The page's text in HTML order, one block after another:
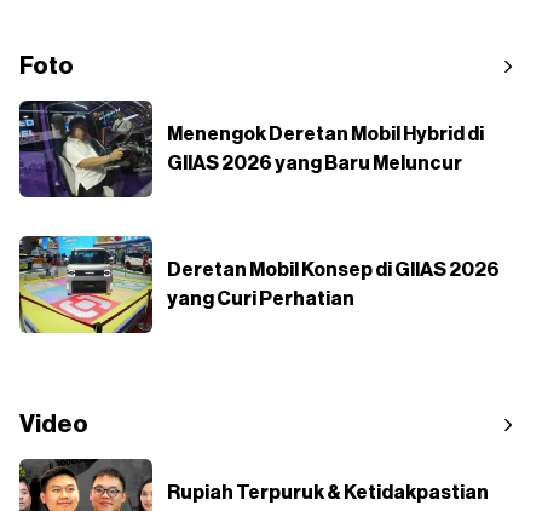
Foto
Menengok Deretan Mobil Hybrid di
GIIAS 2026 yang Baru Meluncur
Deretan Mobil Konsep di GIIAS 2026
yang Curi Perhatian
Video
Rupiah Terpuruk & Ketidakpastian